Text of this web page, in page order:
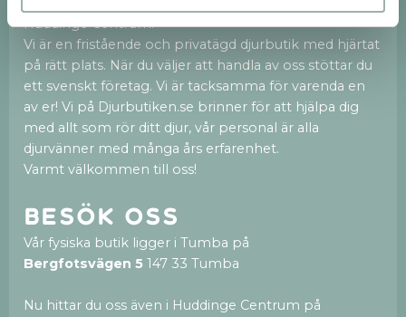
Huddinge Centrum.
Vi är en fristående och privatägd djurbutik med hjärtat
på rätt plats. När du väljer att handla av oss stöttar du
ett svenskt företag. Vi är tacksamma för varenda en
av er! Vi på Djurbutiken.se brinner för att hjälpa dig
med allt som rör ditt djur, vår personal är alla
djurvänner med många års erfarenhet.
Varmt välkommen till oss!
Besök oss
Vår fysiska butik ligger i Tumba på
Bergfotsvägen 5 147 33 Tumba
Nu hittar du oss även i Huddinge Centrum på